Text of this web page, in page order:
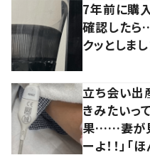
7年前に購
確認したら
クッとしま
立ち会い出
きみたいっ
果……妻が見
ーよ！！」「